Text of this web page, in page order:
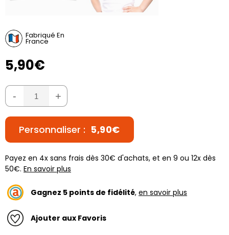
Fabriqué En
France
5,90€
- +
Personnaliser : 5,90€
Payez en 4x sans frais dès 30€ d'achats, et en 9 ou 12x dès
50€. En savoir plus
Gagnez 5 points de fidélité, en savoir plus
Ajouter aux Favoris